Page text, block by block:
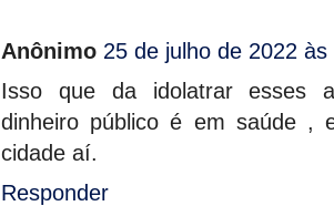
Anônimo 25 de julho de 2022 às
Isso que da idolatrar esses
dinheiro público é em saúde ,
cidade aí.
Responder